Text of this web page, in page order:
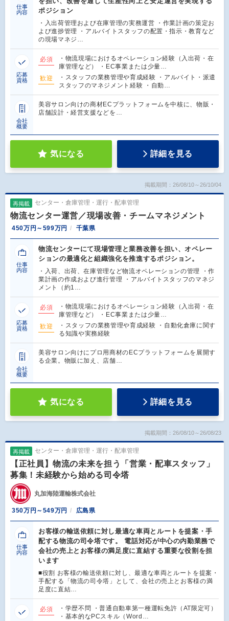
仕事
内容
ポジション
・入出荷管理および在庫管理の実務運営 ・作業計画の策定お
よび進捗管理 ・アルバイトスタッフの配置・指示・教育など
の現場マネジ…
応募
資格
必須
・物流現場におけるオペレーション経験（入出荷・在
庫管理など） ・EC事業または少量…
歓迎
・スタッフの業務管理や育成経験 ・アルバイト・派遣
スタッフのマネジメント経験 ・自動…
会社
概要
美容サロン向けの商材ECプラットフォームを中核に、物販・
店舗設計・経営支援などを…
気になる 詳細を見る
掲載期間：26/08/10～26/10/04
再掲載 センター・倉庫管理・運行・配車管理
物流センター運営／現場改善・チームマネジメント
450万円～599万円 千葉県
仕事
内容
物流センターにて現場管理と業務改善を担い、オペレー
ションの最適化と組織強化を推進するポジション。
・入荷、出荷、在庫管理など物流オペレーションの管理 ・作
業計画の作成および進行管理 ・アルバイトスタッフのマネジ
メント（約1…
応募
資格
必須
・物流現場におけるオペレーション経験（入出荷・在
庫管理など） ・EC事業または少量…
歓迎
・スタッフの業務管理や育成経験 ・自動化倉庫に関す
る知識や実務経験
会社
概要
美容サロン向けにプロ用商材のECプラットフォームを展開す
る企業。物販に加え、店舗…
気になる 詳細を見る
掲載期間：26/08/10～26/08/23
再掲載 センター・倉庫管理・運行・配車管理
【正社員】物流の未来を担う「営業・配車スタッフ」
募集！未経験から始める司令塔
丸加海陸運輸株式会社
350万円～549万円 広島県
仕事
内容
お客様の輸送依頼に対し最適な車両とルートを提案・手
配する物流の司令塔です。 電話対応が中心の内勤業務で
会社の売上とお客様の満足度に直結する重要な役割を担
います
■役割 お客様の輸送依頼に対し、最適な車両とルートを提案・
手配する「物流の司令塔」として、会社の売上とお客様の満
足度に直結…
必須
・学歴不問 ・普通自動車第一種運転免許（AT限定可）
・基本的なPCスキル（Word…